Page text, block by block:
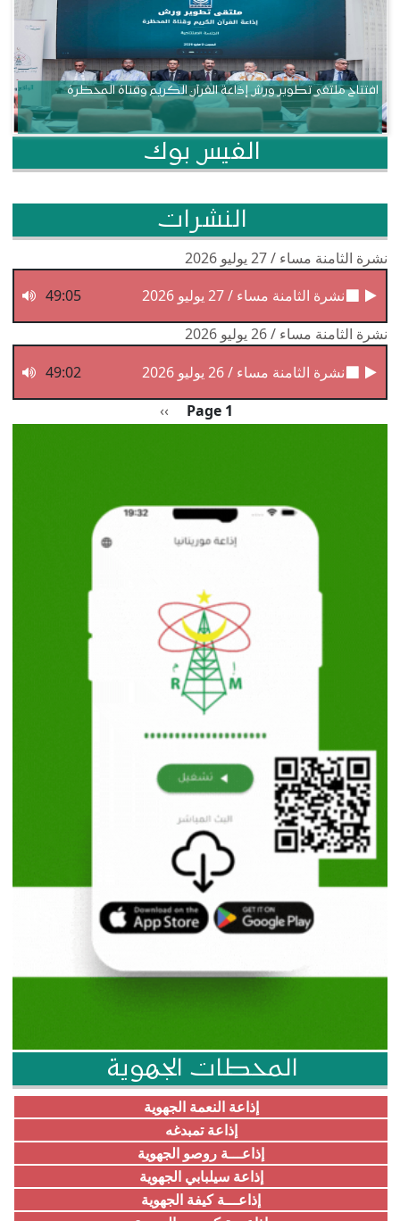
افتتاح ملتقى تطوير ورش إذاعة القرآن الكريم وقناة المحظرة
الفيس بوك
النشرات
نشرة الثامنة مساء / 27 يوليو 2026
نشرة الثامنة مساء / 27 يوليو 2026
49:05
نشرة الثامنة مساء / 26 يوليو 2026
نشرة الثامنة مساء / 26 يوليو 2026
49:02
Page 1 الصفحة التالية
››
المحطات الجهوية
إذاعة النعمة الجهوية
إذاعة تمبدغه
إذاعـــة روصو الجهوية
إذاعة سيلبابي الجهوية
إذاعـــة كيفة الجهوية